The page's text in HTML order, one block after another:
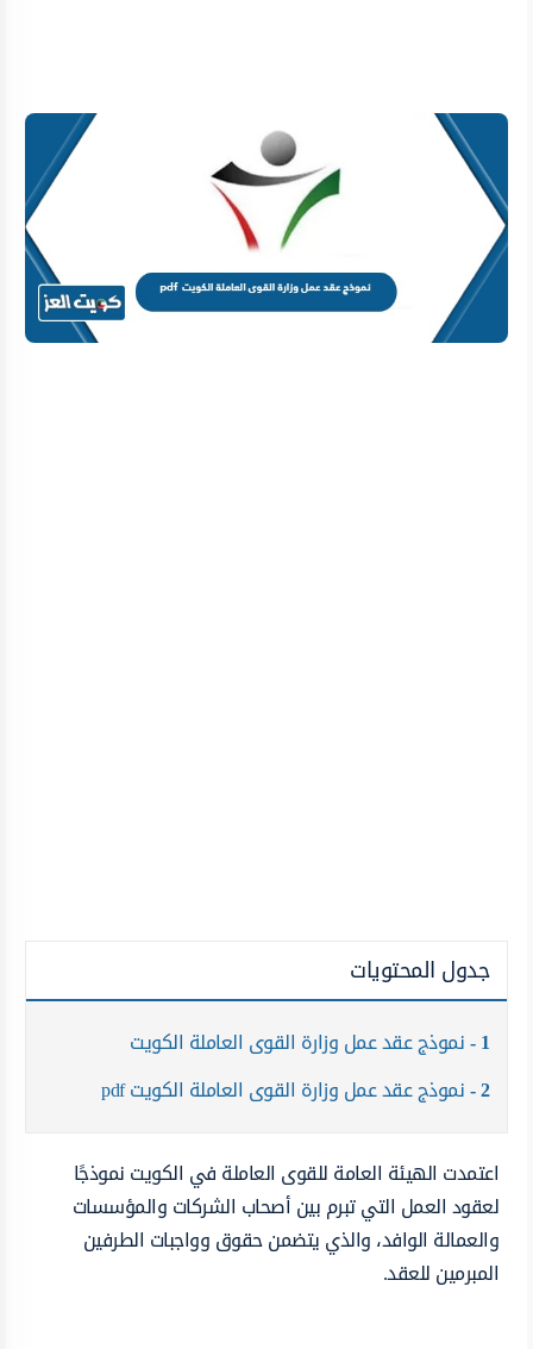
جدول المحتويات
1 نموذج عقد عمل وزارة القوى العاملة الكويت
2 نموذج عقد عمل وزارة القوى العاملة الكويت pdf
اعتمدت الهيئة العامة للقوى العاملة في الكويت نموذجًا
لعقود العمل التي تبرم بين أصحاب الشركات والمؤسسات
والعمالة الوافد، والذي يتضمن حقوق وواجبات الطرفين
المبرمين للعقد.